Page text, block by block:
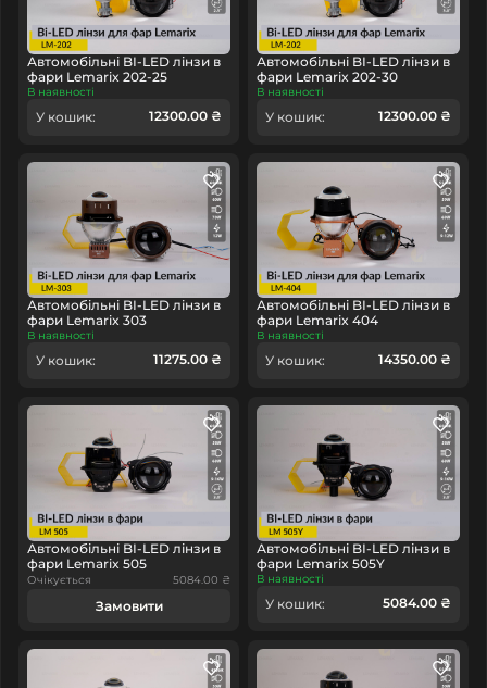
Автомобільні BI-LED лінзи в
фари Lemarix 202-25
В наявності
У кошик: 12300.00 ₴
Автомобільні BI-LED лінзи в
фари Lemarix 202-30
В наявності
У кошик: 12300.00 ₴
Автомобільні BI-LED лінзи в
фари Lemarix 303
В наявності
У кошик: 11275.00 ₴
Автомобільні BI-LED лінзи в
фари Lemarix 404
В наявності
У кошик: 14350.00 ₴
Автомобільні BI-LED лінзи в
фари Lemarix 505
Очікується 5084.00 ₴
Замовити
Автомобільні BI-LED лінзи в
фари Lemarix 505Y
В наявності
У кошик: 5084.00 ₴